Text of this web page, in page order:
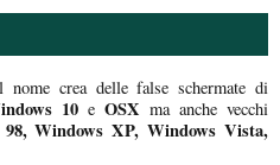
crea delle false schermate di
10 e OSX ma anche vecchi
98, Windows XP, Windows Vista,